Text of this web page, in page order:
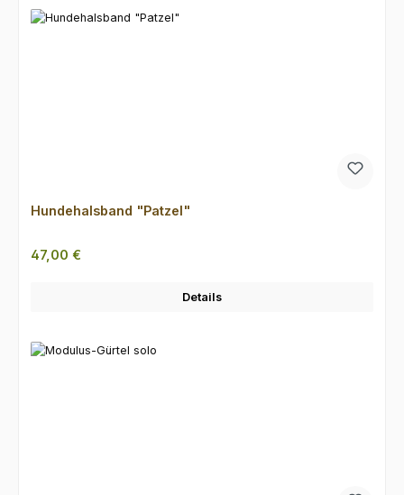
Hundehalsband "Patzel"
Regulärer Preis:
47,00 €
Details